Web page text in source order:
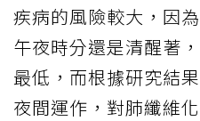
疾病的風險較大，因
午夜時分還是清醒著
最低，而根據研究結
夜間運作，對肺纖維